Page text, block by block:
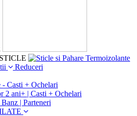
Reduceri
- Casti + Ochelari
2 ani+ | Casti + Ochelari
| Parteneri